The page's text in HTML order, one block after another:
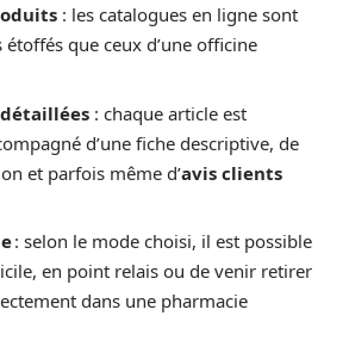
: les catalogues en ligne sont
que ceux d’une officine
: chaque article est
d’une fiche descriptive, de
et parfois même d’avis clients
: selon le mode choisi, il est possible
en point relais ou de venir retirer
dans une pharmacie